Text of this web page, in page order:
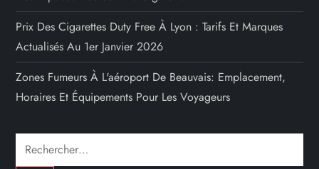
Prix Des Cigarettes Duty Free À Lyon : Tarifs Et Marques
Actualisés Au 1er Janvier 2026
Zones Fumeurs À L'aéroport De Beauvais: Emplacement,
Horaires Et Équipements Pour Les Voyageurs
Rechercher :